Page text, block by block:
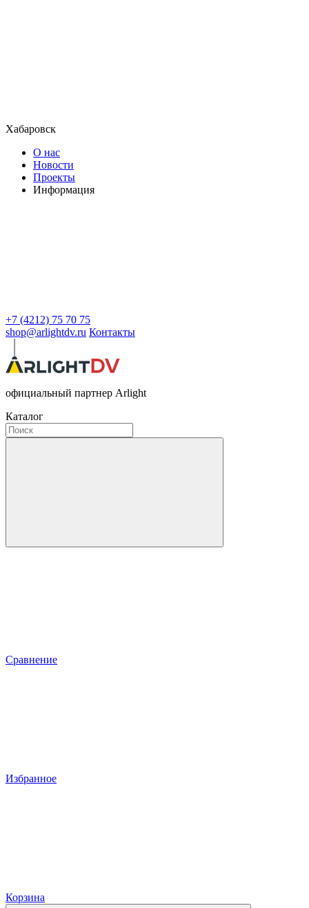
Хабаровск
О нас
Новости
Проекты
Информация
+7 (4212) 75 70 75
shop@arlightdv.ru Контакты
официальный партнер Arlight
Каталог
Сравнение
Избранное
Корзина